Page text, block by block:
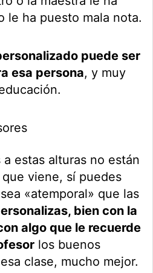
le ha puesto mala nota.
puede ser
esa persona, y muy
estas alturas no están
viene, sí puedes
«atemporal» que las
bien con la
algo que le recuerde
los buenos
clase, mucho mejor.